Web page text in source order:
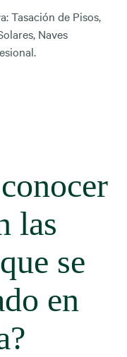
Tasación de Pisos,
Naves
las
se
en